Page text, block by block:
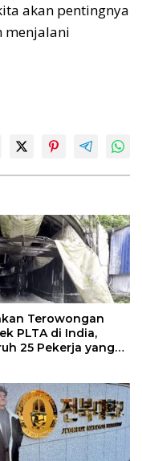
akan pentingnya
menjalani
Terowongan
PLTA di India,
25 Pekerja yang